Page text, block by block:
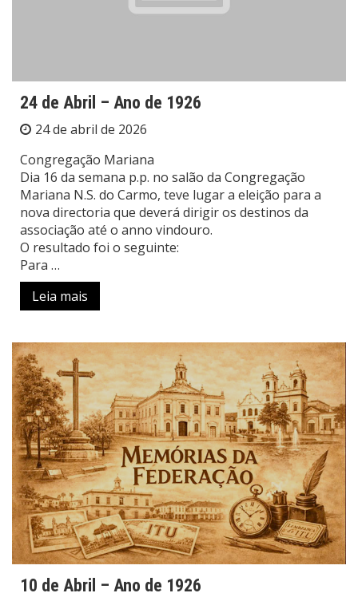
24 de Abril – Ano de 1926
24 de abril de 2026
Congregação Mariana
Dia 16 da semana p.p. no salão da Congregação
Mariana N.S. do Carmo, teve lugar a eleição para a
nova directoria que deverá dirigir os destinos da
associação até o anno vindouro.
O resultado foi o seguinte:
Para …
Leia mais
10 de Abril – Ano de 1926